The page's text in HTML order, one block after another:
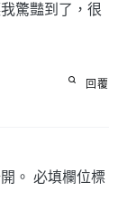
驚豔到了，很
回覆
。 必填欄位標